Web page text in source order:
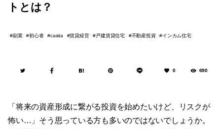
トとは？
副業 初心者 casita 賃貸経営 戸建賃貸住宅 不動産投資 インカム住宅
0 690
「将来の資産形成に繋がる投資を始めたいけど、リスクが
怖い…」そう思っている方も多いのではないでしょうか。